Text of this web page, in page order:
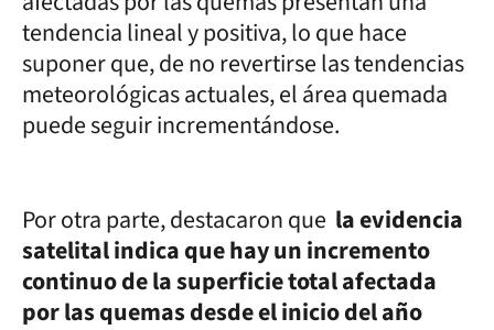
tendencia lineal y positiva, lo que hace
suponer que, de no revertirse las tendencias
meteorológicas actuales, el área quemada
puede seguir incrementándose.
Por otra parte, destacaron que la evidencia
satelital indica que hay un incremento
continuo de la superficie total afectada
por las quemas desde el inicio del año